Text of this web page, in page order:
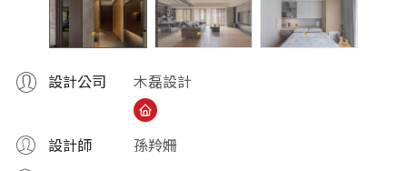
設計公司 木磊設計
設計師 孫羚姍